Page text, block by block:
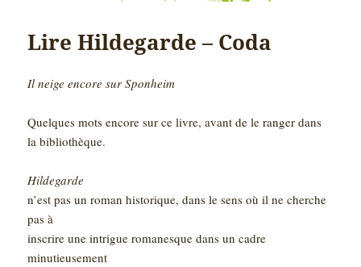
Lire Hildegarde – Coda
Il neige encore sur Sponheim
Quelques mots encore sur ce livre, avant de le ranger dans
la bibliothèque.
Hildegarde
n’est pas un roman historique, dans le sens où il ne cherche
pas à
inscrire une intrigue romanesque dans un cadre
minutieusement